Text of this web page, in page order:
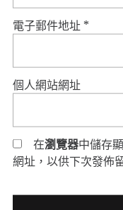
電子郵件地址 *
個人網站網址
在瀏覽器中儲存
網址，以供下次發佈